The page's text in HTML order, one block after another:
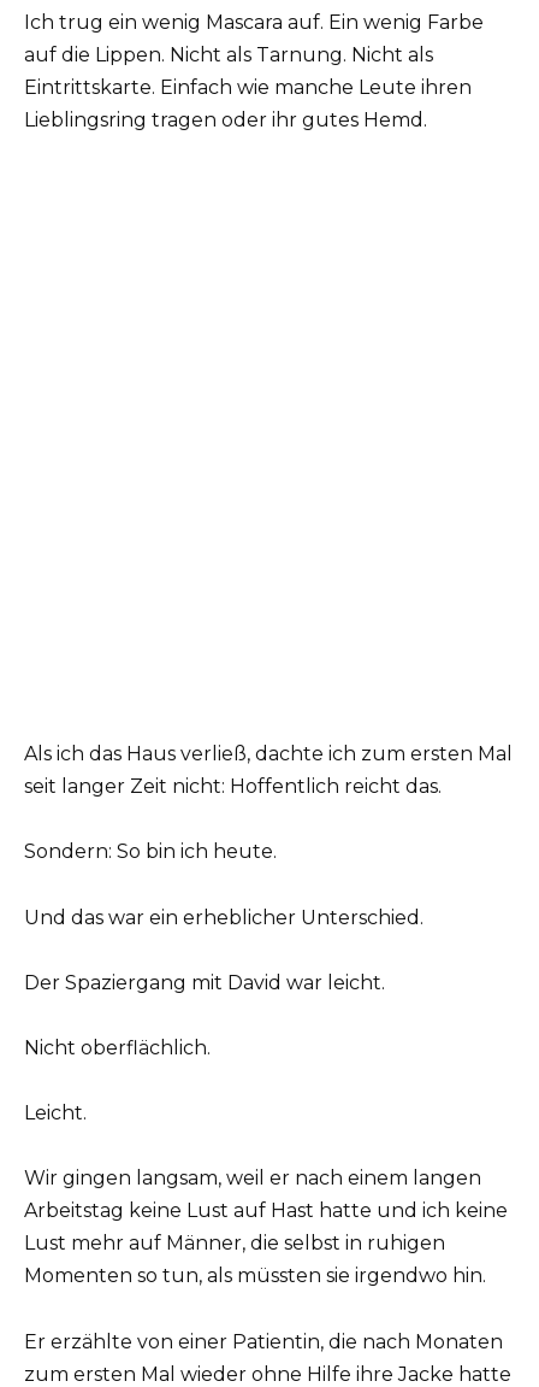
Ich trug ein wenig Mascara auf. Ein wenig Farbe
auf die Lippen. Nicht als Tarnung. Nicht als
Eintrittskarte. Einfach wie manche Leute ihren
Lieblingsring tragen oder ihr gutes Hemd.
Als ich das Haus verließ, dachte ich zum ersten Mal
seit langer Zeit nicht: Hoffentlich reicht das.
Sondern: So bin ich heute.
Und das war ein erheblicher Unterschied.
Der Spaziergang mit David war leicht.
Nicht oberflächlich.
Leicht.
Wir gingen langsam, weil er nach einem langen
Arbeitstag keine Lust auf Hast hatte und ich keine
Lust mehr auf Männer, die selbst in ruhigen
Momenten so tun, als müssten sie irgendwo hin.
Er erzählte von einer Patientin, die nach Monaten
zum ersten Mal wieder ohne Hilfe ihre Jacke hatte